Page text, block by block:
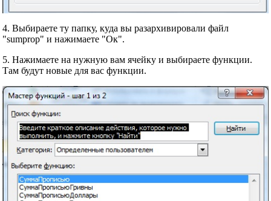
4. Выбираете ту папку, куда вы разархивировали файл
"sumprop" и нажимаете "Ок".
5. Нажимаете на нужную вам ячейку и выбираете функции.
Там будут новые для вас функции.